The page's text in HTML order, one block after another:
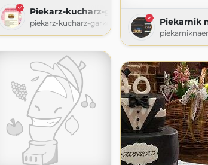
Piekarz-kucharz-garkotłuk
piekarz-kucharz-garkotluk.blogspot.comPiekarnik